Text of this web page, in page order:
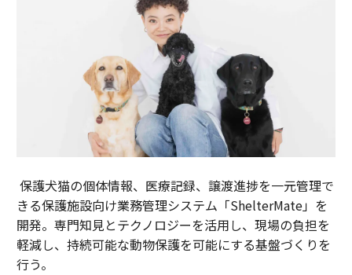
保護犬猫の個体情報、医療記録、譲渡進捗を一元管理で
きる保護施設向け業務管理システム「ShelterMate」を
開発。専門知見とテクノロジーを活用し、現場の負担を
軽減し、持続可能な動物保護を可能にする基盤づくりを
行う。